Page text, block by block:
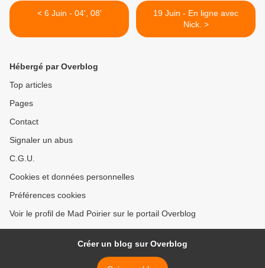
< 6 Juin - 04', 08'
19 Juin - En ligne avec
Nick. >
Hébergé par Overblog
Top articles
Pages
Contact
Signaler un abus
C.G.U.
Cookies et données personnelles
Préférences cookies
Voir le profil de Mad Poirier sur le portail Overblog
Créer un blog sur Overblog